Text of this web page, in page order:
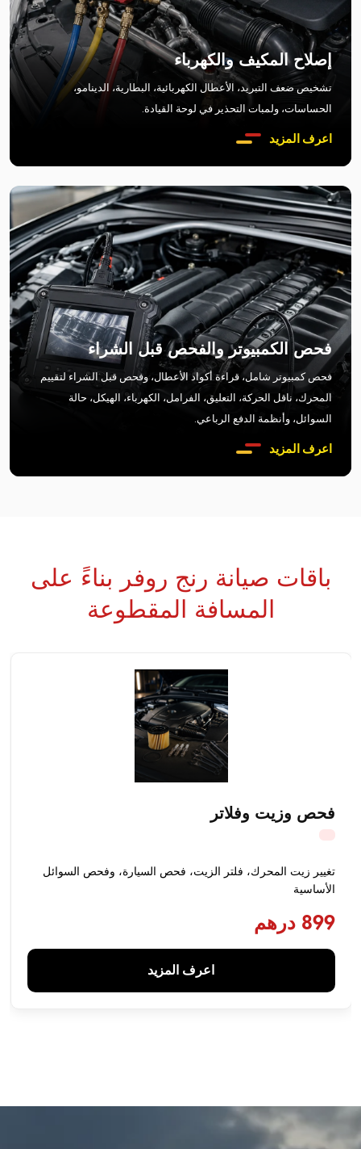
إصلاح المكيف والكهرباء
تشخيص ضعف التبريد، الأعطال الكهربائية، البطارية، الدينامو،
الحساسات، ولمبات التحذير في لوحة القيادة.
اعرف المزيد
فحص الكمبيوتر والفحص قبل الشراء
فحص كمبيوتر شامل، قراءة أكواد الأعطال، وفحص قبل الشراء لتقييم
المحرك، ناقل الحركة، التعليق، الفرامل، الكهرباء، الهيكل، حالة
السوائل، وأنظمة الدفع الرباعي.
اعرف المزيد
باقات صيانة رنج روفر بناءً على
المسافة المقطوعة
فحص وزيت وفلاتر
تغيير زيت المحرك، فلتر الزيت، فحص السيارة، وفحص السوائل
الأساسية
899 درهم
اعرف المزيد